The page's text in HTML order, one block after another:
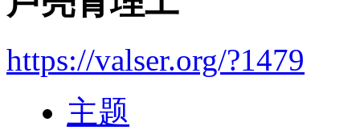
https://valser.org/?1479
主题